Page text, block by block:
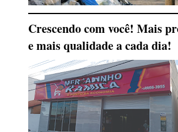
Crescendo com você! Mais
e mais qualidade a cada dia!